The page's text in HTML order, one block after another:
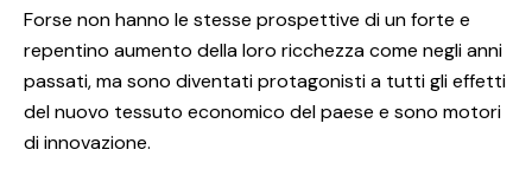
Forse non hanno le stesse prospettive di un forte e
repentino aumento della loro ricchezza come negli anni
passati, ma sono diventati protagonisti a tutti gli effetti
del nuovo tessuto economico del paese e sono motori
di innovazione.